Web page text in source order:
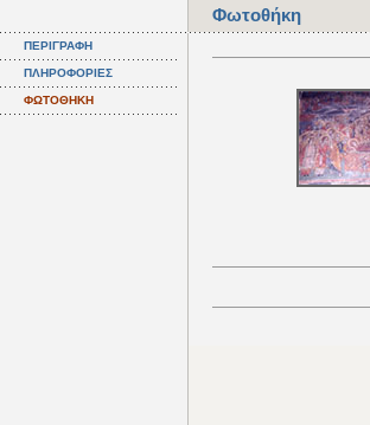
Φωτοθήκη
ΠΕΡΙΓΡΑΦΗ
ΠΛΗΡΟΦΟΡΙΕΣ
ΦΩΤΟΘΗΚΗ